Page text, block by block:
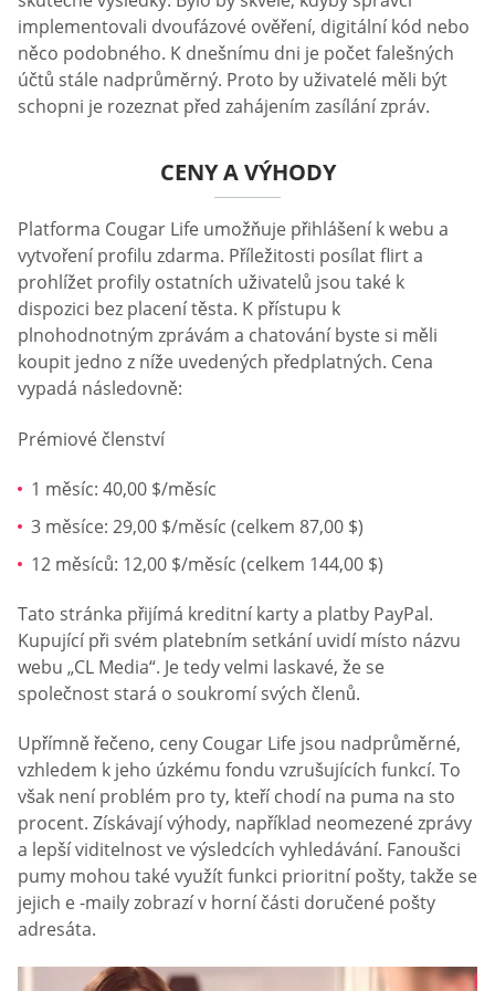
implementovali dvoufázové ověření, digitální kód nebo
něco podobného. K dnešnímu dni je počet falešných
účtů stále nadprůměrný. Proto by uživatelé měli být
schopni je rozeznat před zahájením zasílání zpráv.
CENY A VÝHODY
Platforma Cougar Life umožňuje přihlášení k webu a
vytvoření profilu zdarma. Příležitosti posílat flirt a
prohlížet profily ostatních uživatelů jsou také k
dispozici bez placení těsta. K přístupu k
plnohodnotným zprávám a chatování byste si měli
koupit jedno z níže uvedených předplatných. Cena
vypadá následovně:
Prémiové členství
1 měsíc: 40,00 $/měsíc
3 měsíce: 29,00 $/měsíc (celkem 87,00 $)
12 měsíců: 12,00 $/měsíc (celkem 144,00 $)
Tato stránka přijímá kreditní karty a platby PayPal.
Kupující při svém platebním setkání uvidí místo názvu
webu „CL Media“. Je tedy velmi laskavé, že se
společnost stará o soukromí svých členů.
Upřímně řečeno, ceny Cougar Life jsou nadprůměrné,
vzhledem k jeho úzkému fondu vzrušujících funkcí. To
však není problém pro ty, kteří chodí na puma na sto
procent. Získávají výhody, například neomezené zprávy
a lepší viditelnost ve výsledcích vyhledávání. Fanoušci
pumy mohou také využít funkci prioritní pošty, takže se
jejich e -maily zobrazí v horní části doručené pošty
adresáta.